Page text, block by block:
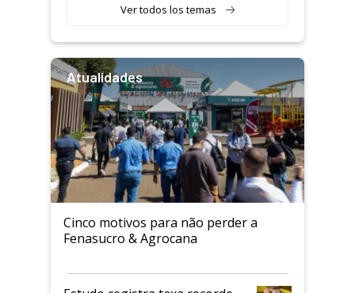
Ver todos los temas
Atualidades
Cinco motivos para não perder a
Fenasucro & Agrocana